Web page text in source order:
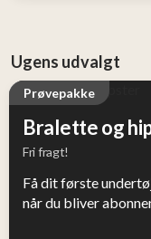
Ugens udvalgt
Prøvepakke
Bralette og
Fri fragt!
Få dit første
når du bliver